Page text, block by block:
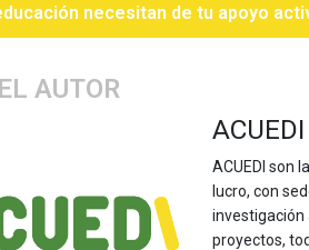
necesitan de tu apoyo
AUTOR
ACUEDI
ACUEDI son
lucro, con
investigación
proyectos,